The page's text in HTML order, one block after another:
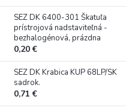
SEZ DK 6400-301 Škatuľa
prístrojová nadstaviteľná -
bezhalogénová, prázdna
0,20 €
SEZ DK Krabica KUP 68LP/SK
sadrok.
0,71 €